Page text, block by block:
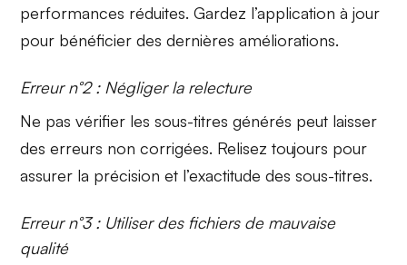
performances réduites. Gardez l’application à jour
pour bénéficier des dernières améliorations.
Erreur n°2 : Négliger la relecture
Ne pas vérifier les sous-titres générés peut laisser
des erreurs non corrigées. Relisez toujours pour
assurer la précision et l’exactitude des sous-titres.
Erreur n°3 : Utiliser des fichiers de mauvaise
qualité